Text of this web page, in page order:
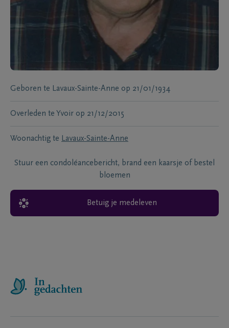
Geboren te Lavaux-Sainte-Anne op 21/01/1934
Overleden te Yvoir op 21/12/2015
Woonachtig te Lavaux-Sainte-Anne
Stuur een condoléancebericht, brand een kaarsje of bestel
bloemen
Betuig je medeleven